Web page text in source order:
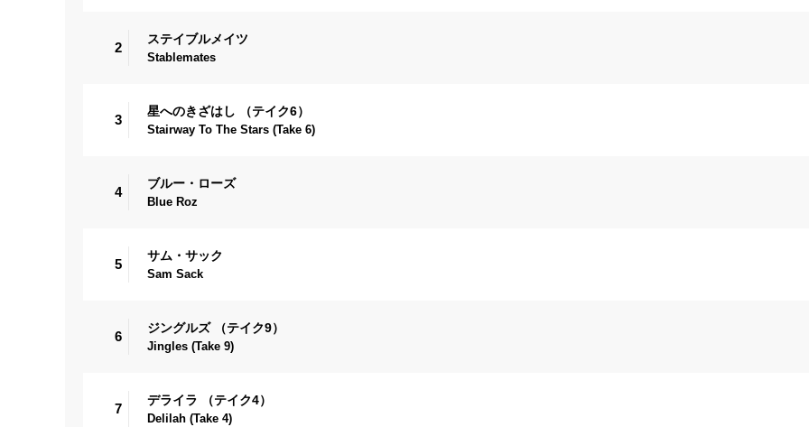
2
ステイブルメイツ
Stablemates
3
星へのきざはし （テイク6）
Stairway To The Stars (Take 6)
4
ブルー・ローズ
Blue Roz
5
サム・サック
Sam Sack
6
ジングルズ （テイク9）
Jingles (Take 9)
7
デライラ （テイク4）
Delilah (Take 4)